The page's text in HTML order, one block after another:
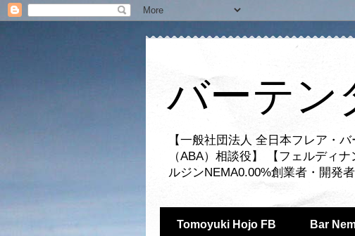
バーテン
【一般社団法人 全日本フレア・
（ABA）相談役】 【フェルディ
ルジンNEMA0.00%創業者・開発
Tomoyuki Hojo FB Bar